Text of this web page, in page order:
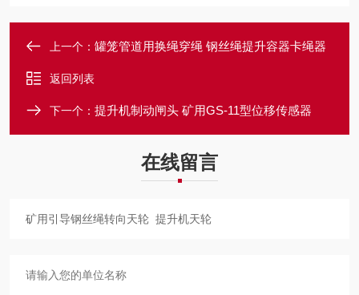
上一个： 罐笼管道用换绳穿绳 钢丝绳提升容器卡绳器
返回列表
下一个： 提升机制动闸头 矿用GS-11型位移传感器
在线留言